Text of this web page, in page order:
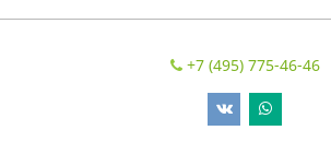
+7 (495) 775-46-46